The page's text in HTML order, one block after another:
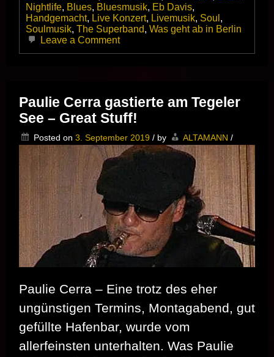
Nightlife, Blues, Bluesmusik, Eb Davis,
Handgemacht, Live Konzert, Livemusik, Soul ,
Soulmusik, The Superband, Was geht ab in Berlin
Leave a Commenton
Superband
beim
Herbstzauber
Westend
Paulie Cerra gastierte am Tegeler
See – Great Stuff!
Posted on 3. September 2019 / by ALTAMANN /
Paulie Cerra – Eine trotz des eher
ungünstigen Termins, Montagabend, gut
gefüllte Hafenbar, wurde vom
allerfeinsten unterhalten. Was Paulie